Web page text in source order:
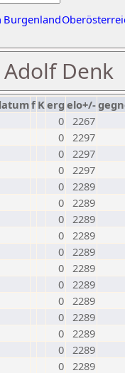
Burgenland
Denk
f Kerg elo+/-
0 2267
0 2297
0 2297
0 2297
0 2289
0 2289
0 2289
0 2289
0 2289
0 2289
0 2289
0 2289
0 2289
0 2289
0 2289
0 2289